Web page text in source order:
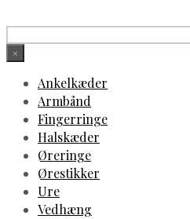
×
Ankelkæder
Armbånd
Fingerringe
Halskæder
Øreringe
Ørestikker
Ure
Vedhæng